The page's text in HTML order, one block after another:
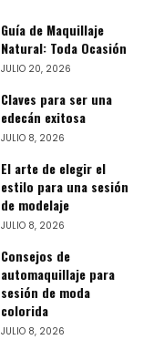
Guía de Maquillaje
Natural: Toda Ocasión
JULIO 20, 2026
Claves para ser una
edecán exitosa
JULIO 8, 2026
El arte de elegir el
estilo para una sesión
de modelaje
JULIO 8, 2026
Consejos de
automaquillaje para
sesión de moda
colorida
JULIO 8, 2026